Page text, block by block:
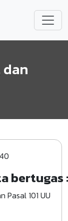
dan
bertugas :
Pasal 101 UU